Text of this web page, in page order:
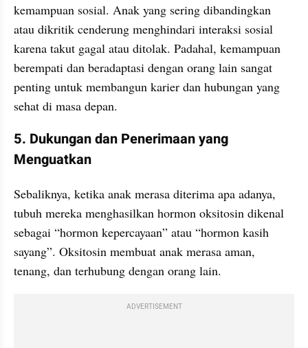
kemampuan sosial. Anak yang sering dibandingkan
atau dikritik cenderung menghindari interaksi sosial
karena takut gagal atau ditolak. Padahal, kemampuan
berempati dan beradaptasi dengan orang lain sangat
penting untuk membangun karier dan hubungan yang
sehat di masa depan.
5. Dukungan dan Penerimaan yang
Menguatkan
Sebaliknya, ketika anak merasa diterima apa adanya,
tubuh mereka menghasilkan hormon oksitosin dikenal
sebagai “hormon kepercayaan” atau “hormon kasih
sayang”. Oksitosin membuat anak merasa aman,
tenang, dan terhubung dengan orang lain.
ADVERTISEMENT